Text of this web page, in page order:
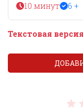
10 минут 6 +
Текстовая